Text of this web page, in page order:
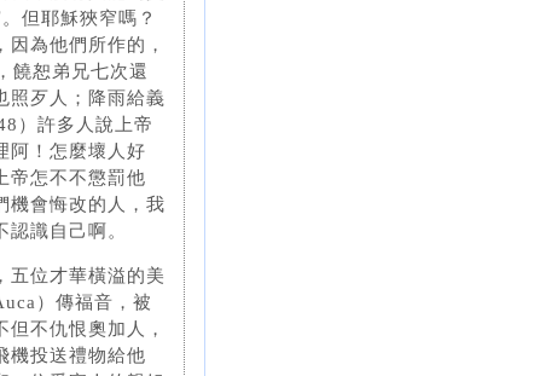
但耶穌狹窄嗎？
為他們所作的，
饒恕弟兄七次還
照歹人；降雨給義
）許多人說上帝
阿！怎麼壞人好
帝怎不不懲罰他
機會悔改的人，我
識自己啊。
五位才華橫溢的美
）傳福音，被
不仇恨奧加人，
機投送禮物給他